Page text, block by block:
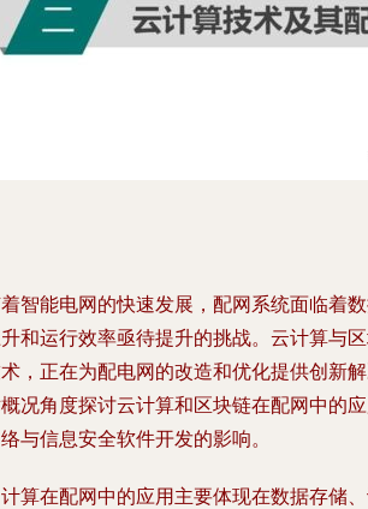
智能电网的快速发展，配网系统面临着
和运行效率亟待提升的挑战。云计算与
，正在为配电网的改造和优化提供创新
况角度探讨云计算和区块链在配网中的
与信息安全软件开发的影响。
算在配网中的应用主要体现在数据存储